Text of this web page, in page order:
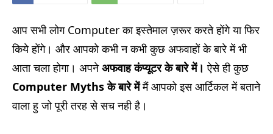
आप सभी लोग Computer का इस्तेमाल ज़रूर करते होंगे या फिर
किये होंगे। और आपको कभी न कभी कुछ अफवाहों के बारे में भी
आता चला होगा। अपनेअफवाह कंप्यूटर के बारे में। ऐसे ही कुछ
Computer Myths के बारे मेंमैं आपको इस आर्टिकल में बताने
वाला हु जो पूरी तरह से सच नही है।